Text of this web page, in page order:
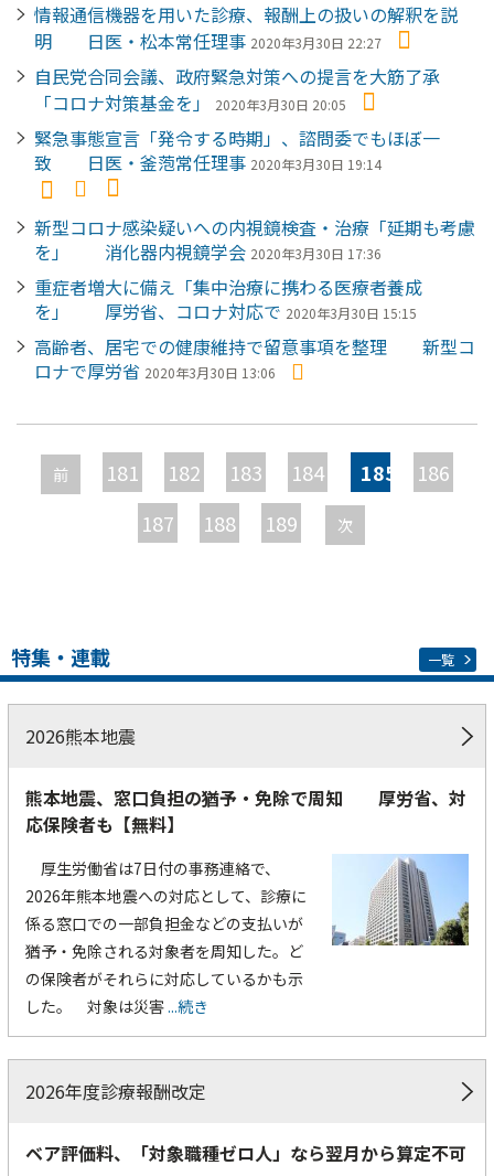
情報通信機器を用いた診療、報酬上の扱いの解釈を説
明 日医・松本常任理事 2020年3月30日 22:27
自民党合同会議、政府緊急対策への提言を大筋了承
「コロナ対策基金を」
2020年3月30日 20:05
緊急事態宣言「発令する時期」、諮問委でもほぼ一
致 日医・釜萢常任理事 2020年3月30日 19:14
新型コロナ感染疑いへの内視鏡検査・治療「延期も考慮
を」 消化器内視鏡学会 2020年3月30日 17:36
重症者増大に備え「集中治療に携わる医療者養成
を」 厚労省、コロナ対応で 2020年3月30日 15:15
高齢者、居宅での健康維持で留意事項を整理 新型コ
ロナで厚労省 2020年3月30日 13:06
ペ
ー
ジ
前 181 182 183 184 185
186
187
188 189 次
特集・連載 一覧
2026熊本地震
熊本地震、窓口負担の猶予・免除で周知 厚労省、対
応保険者も【無料】
厚生労働省は7日付の事務連絡で、
2026年熊本地震への対応として、診療に
係る窓口での一部負担金などの支払いが
猶予・免除される対象者を周知した。ど
の保険者がそれらに対応しているかも示
した。 対象は災害...続き
2026年度診療報酬改定
ベア評価料、「対象職種ゼロ人」なら翌月から算定不可